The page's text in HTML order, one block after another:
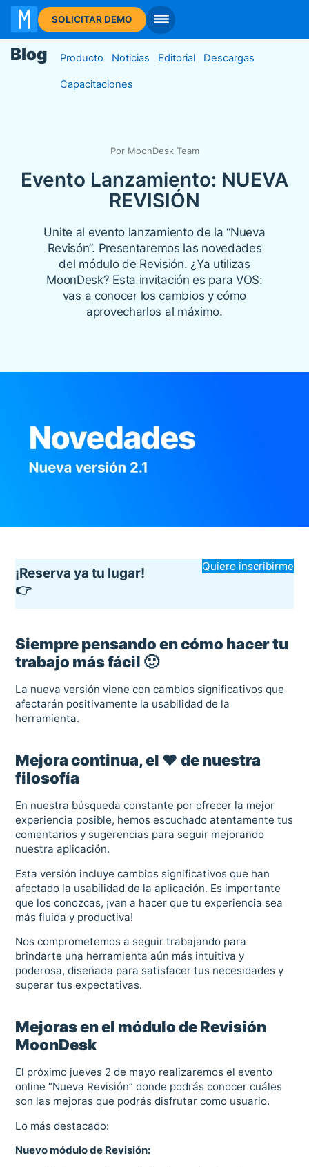
SOLICITAR DEMO
Blog Producto Noticias Editorial Descargas
Capacitaciones
Por MoonDesk Team
Evento Lanzamiento: NUEVA
REVISIÓN
Unite al evento lanzamiento de la “Nueva
Revisón”. Presentaremos las novedades
del módulo de Revisión. ¿Ya utilizas
MoonDesk? Esta invitación es para VOS:
vas a conocer los cambios y cómo
aprovecharlos al máximo.
¡Reserva ya tu lugar!
👉
Quiero inscribirme
Siempre pensando en cómo hacer tu
trabajo más fácil 🙂
La nueva versión viene con cambios significativos que
afectarán positivamente la usabilidad de la
herramienta.
Mejora continua, el ❤️ de nuestra
filosofía
En nuestra búsqueda constante por ofrecer la mejor
experiencia posible, hemos escuchado atentamente tus
comentarios y sugerencias para seguir mejorando
nuestra aplicación.
Esta versión incluye cambios significativos que han
afectado la usabilidad de la aplicación. Es importante
que los conozcas, ¡van a hacer que tu experiencia sea
más fluida y productiva!
Nos comprometemos a seguir trabajando para
brindarte una herramienta aún más intuitiva y
poderosa, diseñada para satisfacer tus necesidades y
superar tus expectativas.
Mejoras en el módulo de Revisión
MoonDesk
El próximo jueves 2 de mayo realizaremos el evento
online “Nueva Revisión” donde podrás conocer cuáles
son las mejoras que podrás disfrutar como usuario.
Lo más destacado:
Nuevo módulo de Revisión: